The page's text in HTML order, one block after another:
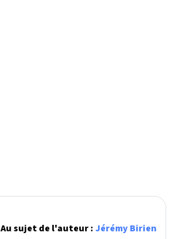
Au sujet de l'auteur : Jérémy Birien